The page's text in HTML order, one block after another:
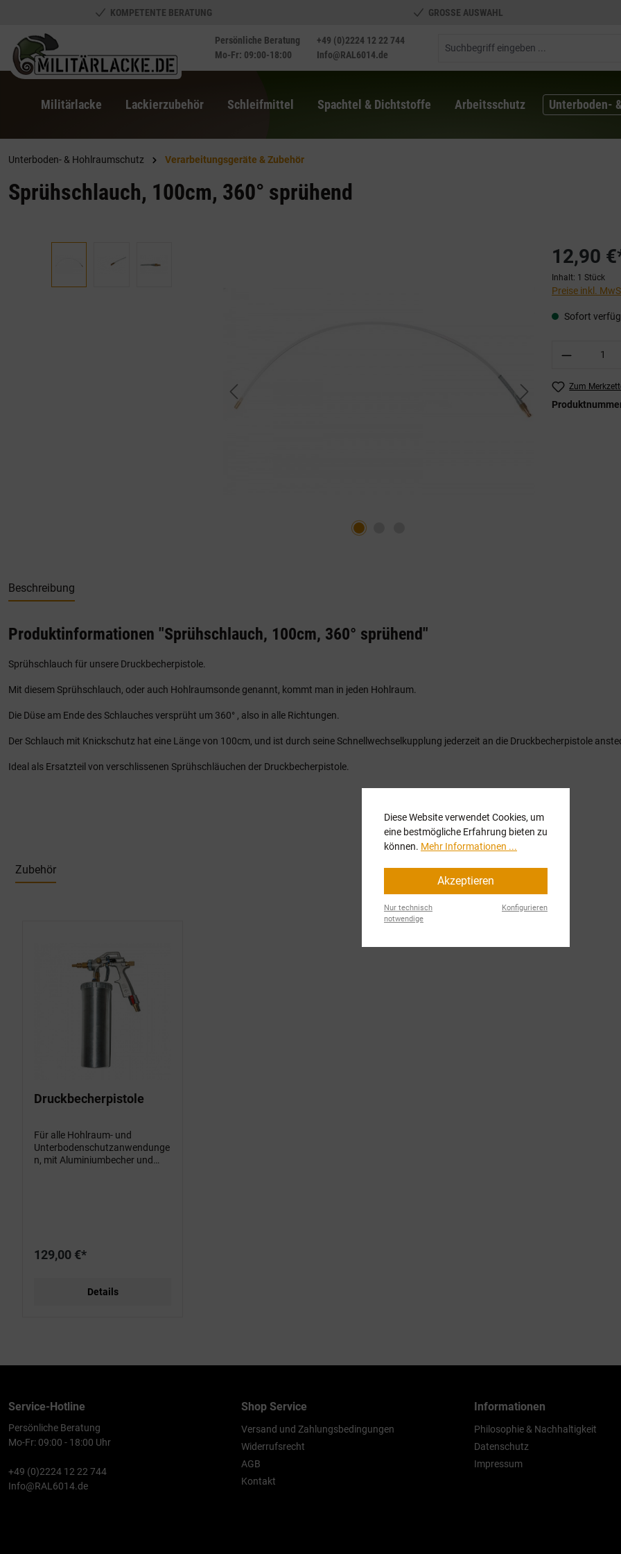
Zur Hauptnavigation springen
KOMPETENTE BERATUNG GROSSE AUSWAHL
Persönliche Beratung
Mo-Fr: 09:00-18:00
+49 (0)2224 12 22 744
Info@RAL6014.de
Militärlacke Lackierzubehör Schleifmittel Spachtel & Dichtstoffe Arbeitsschutz Unterboden-
Unterboden- & Hohlraumschutz Verarbeitungsgeräte & Zubehör
Sprühschlauch, 100cm, 360° sprühend
12,90
Inhalt: 1 Stück
Preise inkl.
Sofort
Zum
Beschreibung
Produktinformationen "Sprühschlauch, 100cm, 360° sprühend"
Sprühschlauch für unsere Druckbecherpistole.
Mit diesem Sprühschlauch, oder auch Hohlraumsonde genannt, kommt man in jeden Hohlraum.
Die Düse am Ende des Schlauches versprüht um 360° , also in alle Richtungen.
Der Schlauch mit Knickschutz hat eine Länge von 100cm, und ist durch seine Schnellwechselkupplung jederzeit an die Druckbecherpistole
Ideal als Ersatzteil von verschlissenen Sprühschläuchen der Druckbecherpistole.
Zubehör
Druckbecherpistole
Für alle Hohlraum- und
Unterbodenschutzanwendunge
n, mit Aluminiumbecher und
129,00 €*
Details
Service-Hotline
Persönliche Beratung
Mo-Fr: 09:00 - 18:00 Uhr
+49 (0)2224 12 22 744
Info@RAL6014.de
Shop Service
Versand und Zahlungsbedingungen
Widerrufsrecht
AGB
Kontakt
Informationen
Philosophie & Nachhaltigkeit
Datenschutz
Impressum
Diese Website verwendet Cookies, um
eine bestmögliche Erfahrung bieten zu
können. Mehr Informationen ...
Akzeptieren
Nur technisch
notwendige
Konfigurieren